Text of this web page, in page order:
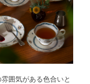
囲気がある色合いと